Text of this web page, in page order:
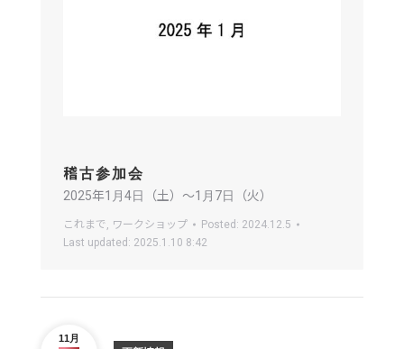
稽古参加会
2025年1月4日（土）〜1月7日（火）
これまで ワークショップ Posted: 2024.12.5
Last updated: 2025.1.10 8:42
11月